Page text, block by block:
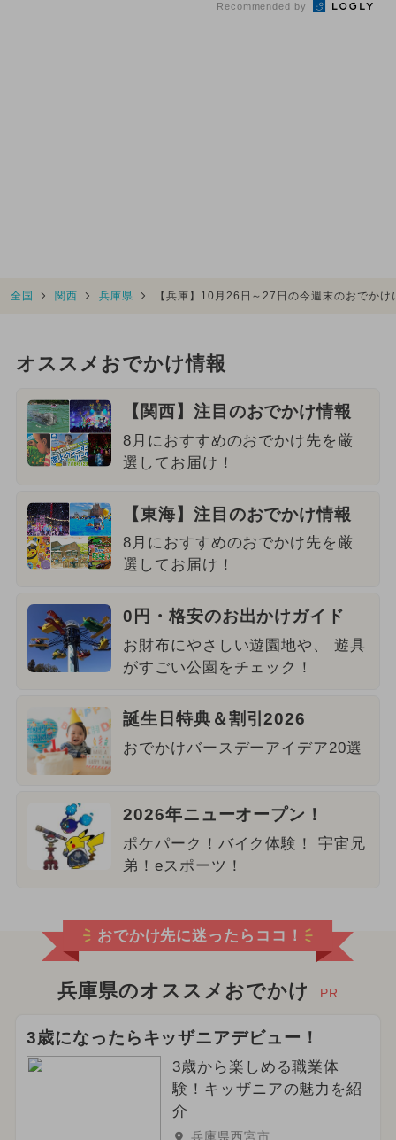
Recommended by
全国 関西 兵庫県 【兵庫】10月26日～27日の今週末のおでか
オススメおでかけ情報
【関西】注目のおでかけ情報
8月におすすめのおでかけ先を厳
選してお届け！
【東海】注目のおでかけ情報
8月におすすめのおでかけ先を厳
選してお届け！
0円・格安のお出かけガイド
お財布にやさしい遊園地や、 遊具
がすごい公園をチェック！
誕生日特典＆割引2026
おでかけバースデーアイデア20選
2026年ニューオープン！
ポケパーク！バイク体験！ 宇宙兄
弟！eスポーツ！
おでかけ先に迷ったらココ！
兵庫県のオススメおでかけ PR
3歳になったらキッザニアデビュー！
3歳から楽しめる職業体
験！キッザニアの魅力を紹
介
兵庫県西宮市